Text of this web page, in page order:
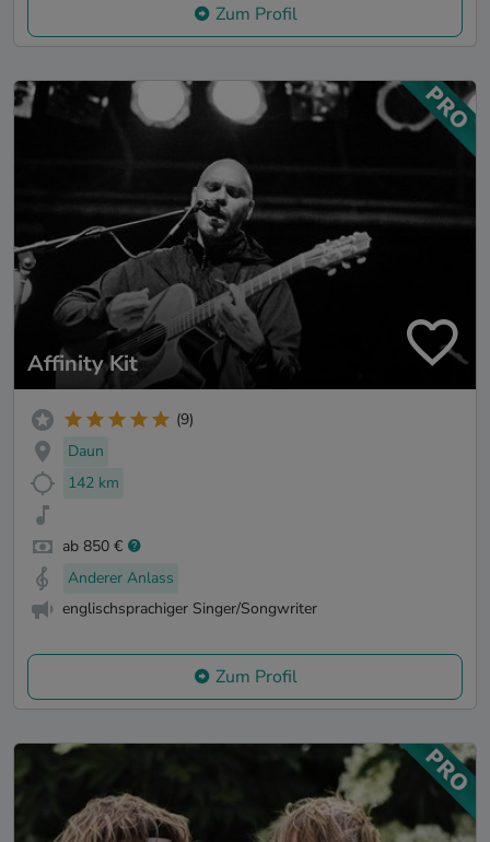
Zum Profil
Affinity Kit
(9)
Daun
142 km
ab 850 €
Anderer Anlass
englischsprachiger Singer/Songwriter
Zum Profil